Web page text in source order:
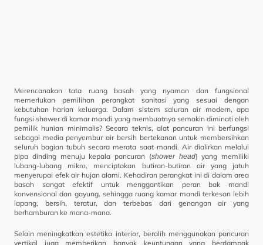
Merencanakan tata ruang basah yang nyaman dan fungsional
memerlukan pemilihan perangkat sanitasi yang sesuai dengan
kebutuhan harian keluarga. Dalam sistem saluran air modern, apa
fungsi shower di kamar mandi yang membuatnya semakin diminati oleh
pemilik hunian minimalis? Secara teknis, alat pancuran ini berfungsi
sebagai media penyembur air bersih bertekanan untuk membersihkan
seluruh bagian tubuh secara merata saat mandi. Air dialirkan melalui
pipa dinding menuju kepala pancuran (shower head) yang memiliki
lubang-lubang mikro, menciptakan butiran-butiran air yang jatuh
menyerupai efek air hujan alami. Kehadiran perangkat ini di dalam area
basah sangat efektif untuk menggantikan peran bak mandi
konvensional dan gayung, sehingga ruang kamar mandi terkesan lebih
lapang, bersih, teratur, dan terbebas dari genangan air yang
berhamburan ke mana-mana.
Selain meningkatkan estetika interior, beralih menggunakan pancuran
vertikal juga memberikan banyak keuntungan yang berdampak